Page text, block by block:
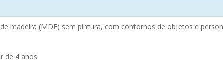
madeira (MDF) sem pintura, com contornos de objetos e
de 4 anos.